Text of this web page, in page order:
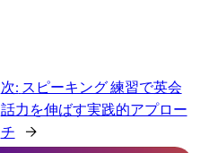
次: スピーキング 練習で英会
話力を伸ばす実践的アプロー
チ
→